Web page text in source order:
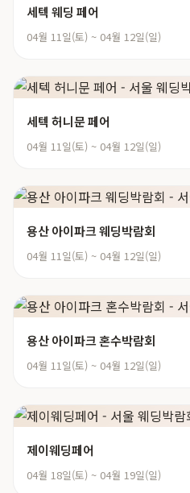
세텍 웨딩 페어
04월 11일(토) ~ 04월 12일(일)
세텍 허니문 페어
04월 11일(토) ~ 04월 12일(일)
용산 아이파크 웨딩박람회
04월 11일(토) ~ 04월 12일(일)
용산 아이파크 혼수박람회
04월 11일(토) ~ 04월 12일(일)
제이웨딩페어
04월 18일(토) ~ 04월 19일(일)